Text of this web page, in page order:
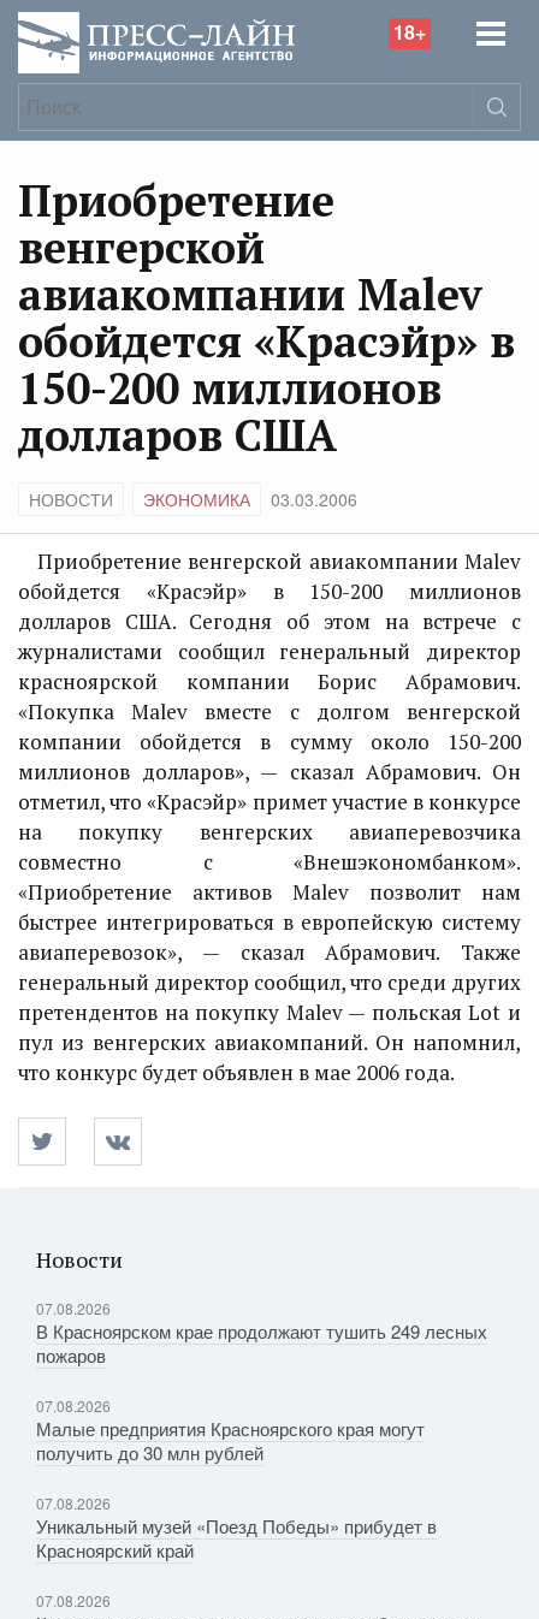
18+
Приобретение
венгерской
авиакомпании Malev
обойдется «Красэйр» в
150-200 миллионов
долларов США
НОВОСТИ ЭКОНОМИКА 03.03.2006
Приобретение венгерской авиакомпании Malev
обойдется «Красэйр» в 150-200 миллионов
долларов США. Сегодня об этом на встрече с
журналистами сообщил генеральный директор
красноярской компании Борис Абрамович.
«Покупка Malev вместе с долгом венгерской
компании обойдется в сумму около 150-200
миллионов долларов», — сказал Абрамович. Он
отметил, что «Красэйр» примет участие в конкурсе
на покупку венгерских авиаперевозчика
совместно с «Внешэкономбанком».
«Приобретение активов Malev позволит нам
быстрее интегрироваться в европейскую систему
авиаперевозок», — сказал Абрамович. Также
генеральный директор сообщил, что среди других
претендентов на покупку Malev — польская Lot и
пул из венгерских авиакомпаний. Он напомнил,
что конкурс будет объявлен в мае 2006 года.
Новости
07.08.2026
В Красноярском крае продолжают тушить 249 лесных
пожаров
07.08.2026
Малые предприятия Красноярского края могут
получить до 30 млн рублей
07.08.2026
Уникальный музей «Поезд Победы» прибудет в
Красноярский край
07.08.2026